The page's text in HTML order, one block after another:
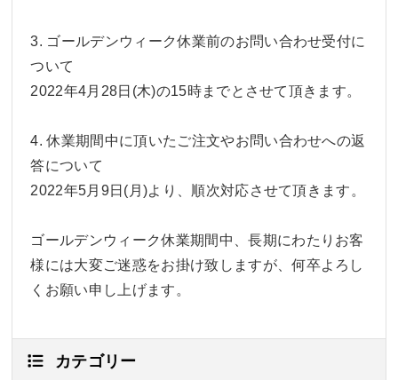
3. ゴールデンウィーク休業前のお問い合わせ受付に
ついて
2022年4月28日(木)の15時までとさせて頂きます。
4. 休業期間中に頂いたご注文やお問い合わせへの返
答について
2022年5月9日(月)より、順次対応させて頂きます。
ゴールデンウィーク休業期間中、長期にわたりお客
様には大変ご迷惑をお掛け致しますが、何卒よろし
くお願い申し上げます。
カテゴリー